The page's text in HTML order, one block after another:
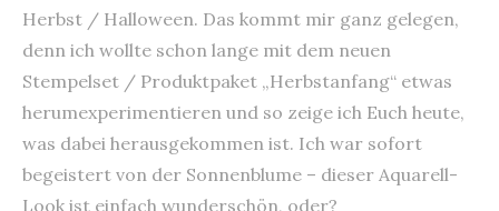
Herbst / Halloween. Das kommt mir ganz gelegen,
denn ich wollte schon lange mit dem neuen
Stempelset / Produktpaket „Herbstanfang“ etwas
herumexperimentieren und so zeige ich Euch heute,
was dabei herausgekommen ist. Ich war sofort
begeistert von der Sonnenblume – dieser Aquarell-
Look ist einfach wunderschön, oder?